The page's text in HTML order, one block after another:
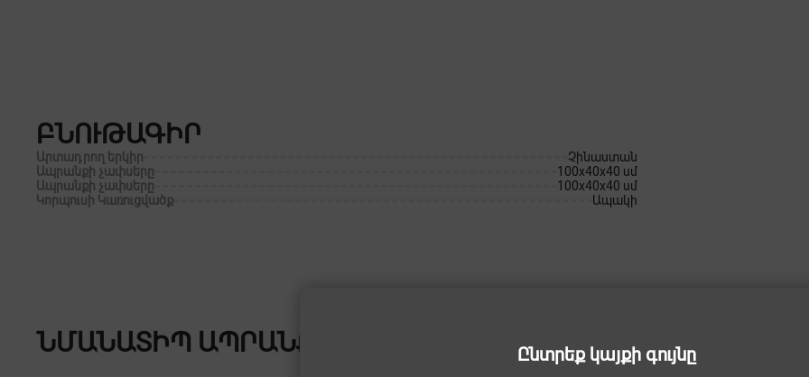
Ընտրեք կայքի գույնը
ԲՆՈՒԹԱԳԻՐ
Արտադրող երկիր
Չինաստան
Ապրանքի չափսերը
100x40x40 սմ
Ապրանքի չափսերը
100x40x40 սմ
Կորպուսի Կառուցվածք
Ապակի
ՆՄԱՆԱՏԻՊ ԱՊՐԱՆՔՆԵՐ